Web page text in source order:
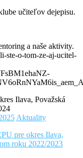
učiteľov dejepisu.
a naše aktivity.
ste-o-tom-ze-aj-ucitel-
Ilava, Považská
Aktuality
pre okres Ilava,
roku 2022/2023